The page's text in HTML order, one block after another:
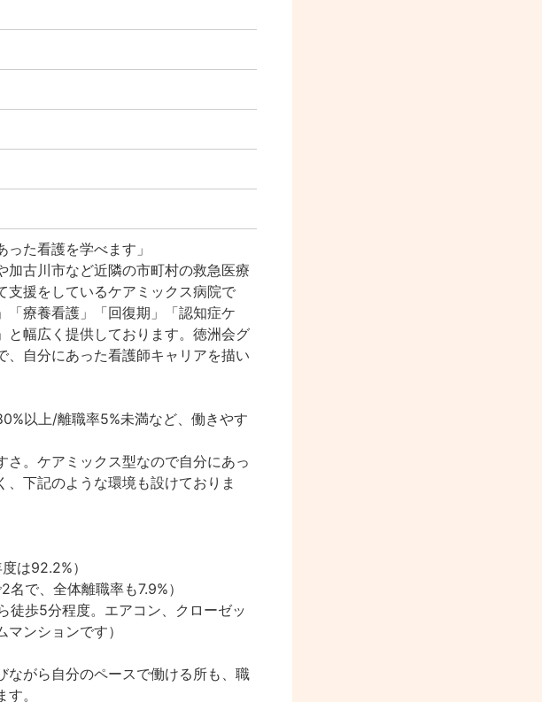
った看護を学べます」
加古川市など近隣の市町村の救急医療
支援をしているケアミックス病院で
「療養看護」「回復期」「認知症ケ
と幅広く提供しております。徳洲会グ
、自分にあった看護師キャリアを描い
以上/離職率5%未満など、働きやす
さ。ケアミックス型なので自分にあっ
下記のような環境も設けておりま
は92.2%）
名で、全体離職率も7.9%）
徒歩5分程度。エアコン、クローゼッ
ンションです）
ながら自分のペースで働ける所も、職
。